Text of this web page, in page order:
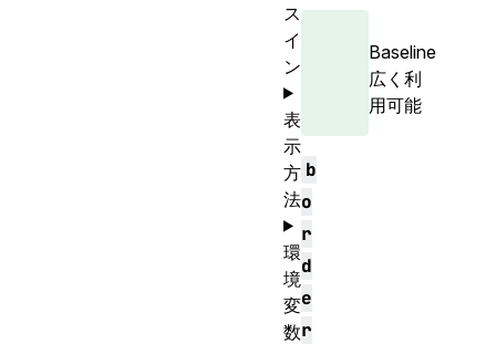
Baseline
広く利
用可能
b
o
r
d
e
r
ス
イ
ン
表
示
方
法
環
境
変
数